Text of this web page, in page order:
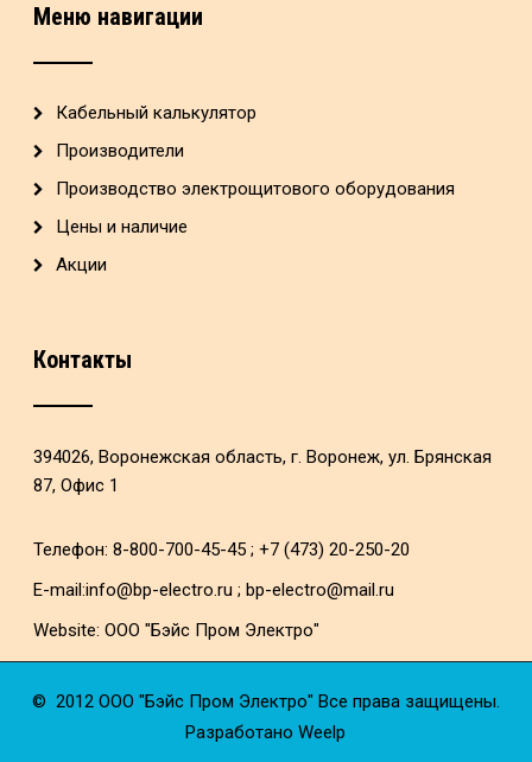
Меню навигации
Кабельный калькулятор
Производители
Производство электрощитового оборудования
Цены и наличие
Акции
Контакты
394026, Воронежская область, г. Воронеж, ул. Брянская
87, Офис 1
Телефон: 8-800-700-45-45 ; +7 (473) 20-250-20
E-mail:info@bp-electro.ru ;bp-electro@mail.ru
Website:ООО "Бэйс Пром Электро"
© 2012 ООО "Бэйс Пром Электро" Все права защищены.
РазработаноWeelp